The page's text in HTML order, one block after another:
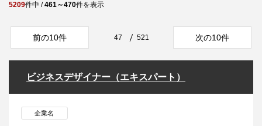
5209件中 /461～470件を表示
前の10件 47 521 次の10件
ビジネスデザイナー（エキスパート）
企業名